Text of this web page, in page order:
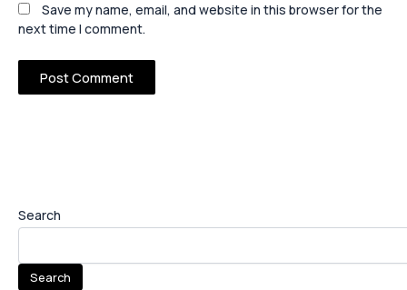
Search
Search
Save my name, email, and website in this browser for the
next time I comment.